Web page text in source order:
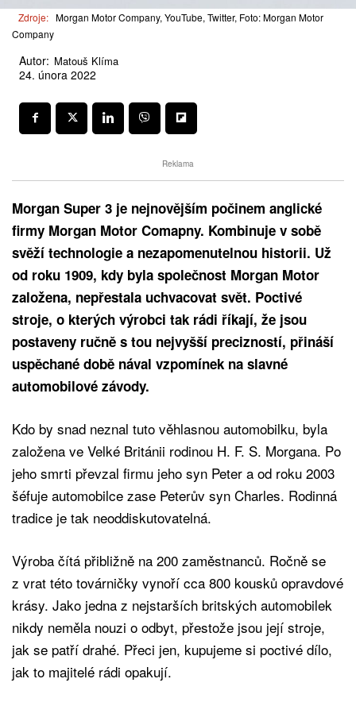
Zdroje: Morgan Motor Company, YouTube, Twitter, Foto: Morgan Motor
Company
Autor: Matouš Klíma
24. února 2022
Reklama
Morgan Super 3 je nejnovějším počinem anglické
firmy Morgan Motor Comapny. Kombinuje v sobě
svěží technologie a nezapomenutelnou historii. Už
od roku 1909, kdy byla společnost Morgan Motor
založena, nepřestala uchvacovat svět. Poctivé
stroje, o kterých výrobci tak rádi říkají, že jsou
postaveny ručně s tou nejvyšší precizností, přináší
uspěchané době nával vzpomínek na slavné
automobilové závody.
Kdo by snad neznal tuto věhlasnou automobilku, byla
založena ve Velké Británii rodinou H. F. S. Morgana. Po
jeho smrti převzal firmu jeho syn Peter a od roku 2003
šéfuje automobilce zase Peterův syn Charles. Rodinná
tradice je tak neoddiskutovatelná.
Výroba čítá přibližně na 200 zaměstnanců. Ročně se
z vrat této továrničky vynoří cca 800 kousků opravdové
krásy. Jako jedna z nejstarších britských automobilek
nikdy neměla nouzi o odbyt, přestože jsou její stroje,
jak se patří drahé. Přeci jen, kupujeme si poctivé dílo,
jak to majitelé rádi opakují.